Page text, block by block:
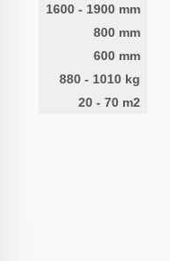
1600 - 1900mm
800mm
600mm
880 - 1010kg
20 - 70m2